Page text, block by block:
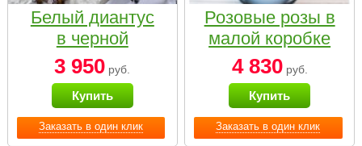
Заказать в один клик
Белый диантус
в черной
коробке Small
3 950 руб.
Купить
Заказать в один клик
Розовые розы в
малой коробке
4 830руб.
Купить